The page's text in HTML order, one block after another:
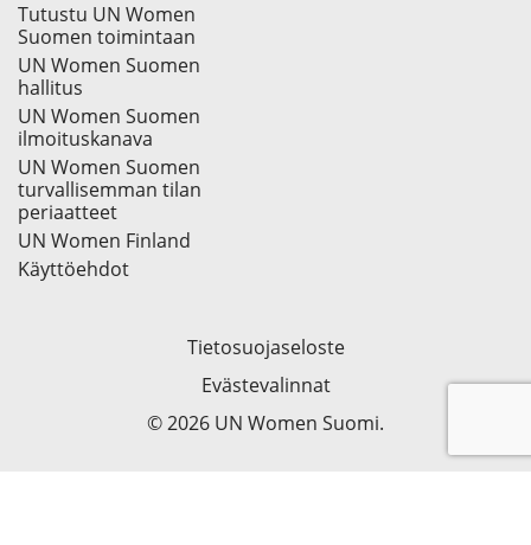
Tutustu UN Women
Suomen toimintaan
UN Women Suomen
hallitus
UN Women Suomen
ilmoituskanava
UN Women Suomen
turvallisemman tilan
periaatteet
UN Women Finland
Käyttöehdot
Tietosuojaseloste
Evästevalinnat
© 2026 UN Women Suomi.